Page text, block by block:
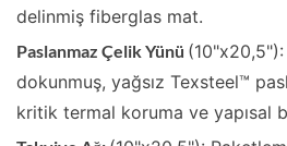
delinmiş fiberglas mat.
Paslanmaz Çelik Yünü
dokunmuş, yağsız Texsteel™
kritik termal koruma ve yapısal